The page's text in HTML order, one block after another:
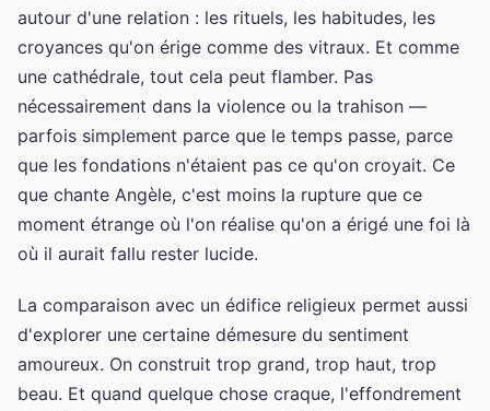
autour d'une relation : les rituels, les habitudes, les
croyances qu'on érige comme des vitraux. Et comme
une cathédrale, tout cela peut flamber. Pas
nécessairement dans la violence ou la trahison —
parfois simplement parce que le temps passe, parce
que les fondations n'étaient pas ce qu'on croyait. Ce
que chante Angèle, c'est moins la rupture que ce
moment étrange où l'on réalise qu'on a érigé une foi là
où il aurait fallu rester lucide.
La comparaison avec un édifice religieux permet aussi
d'explorer une certaine démesure du sentiment
amoureux. On construit trop grand, trop haut, trop
beau. Et quand quelque chose craque, l'effondrement